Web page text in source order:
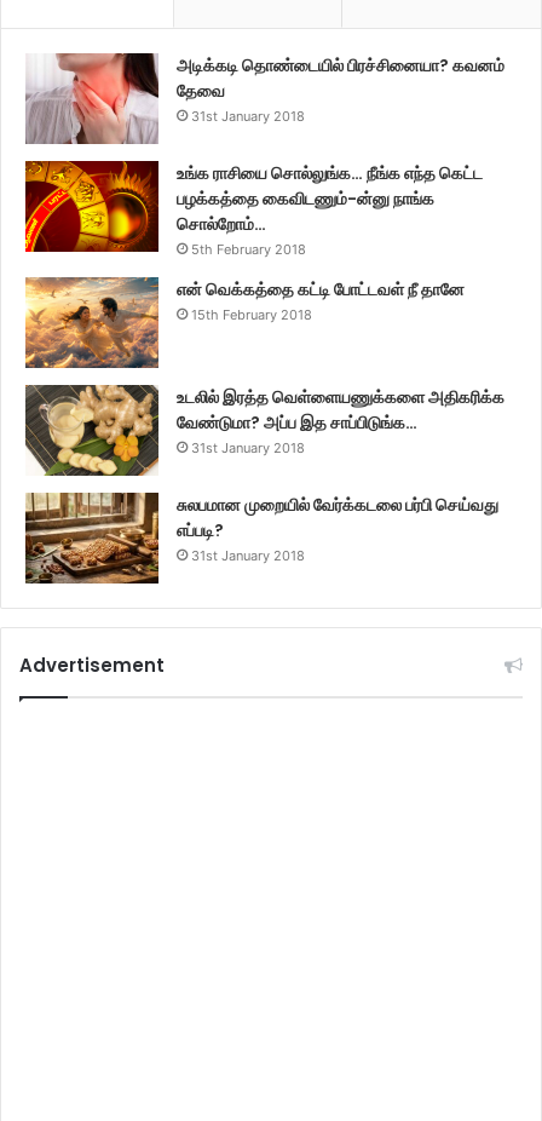
அடிக்கடி தொண்டையில் பிரச்சினையா? கவனம்
தேவை
31st January 2018
உங்க ராசியை சொல்லுங்க… நீங்க எந்த கெட்ட
பழக்கத்தை கைவிடணும்-ன்னு நாங்க
சொல்றோம்…
5th February 2018
என் வெக்கத்தை கட்டி போட்டவள் நீ தானே
15th February 2018
உடலில் இரத்த வெள்ளையணுக்களை அதிகரிக்க
வேண்டுமா? அப்ப இத சாப்பிடுங்க…
31st January 2018
சுலபமான முறையில் வேர்க்கடலை பர்பி செய்வது
எப்படி?
31st January 2018
Advertisement